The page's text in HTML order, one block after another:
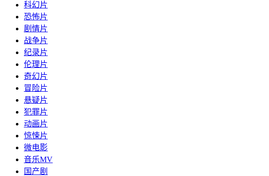
科幻片
恐怖片
剧情片
战争片
纪录片
伦理片
奇幻片
冒险片
悬疑片
犯罪片
动画片
惊悚片
微电影
音乐MV
国产剧